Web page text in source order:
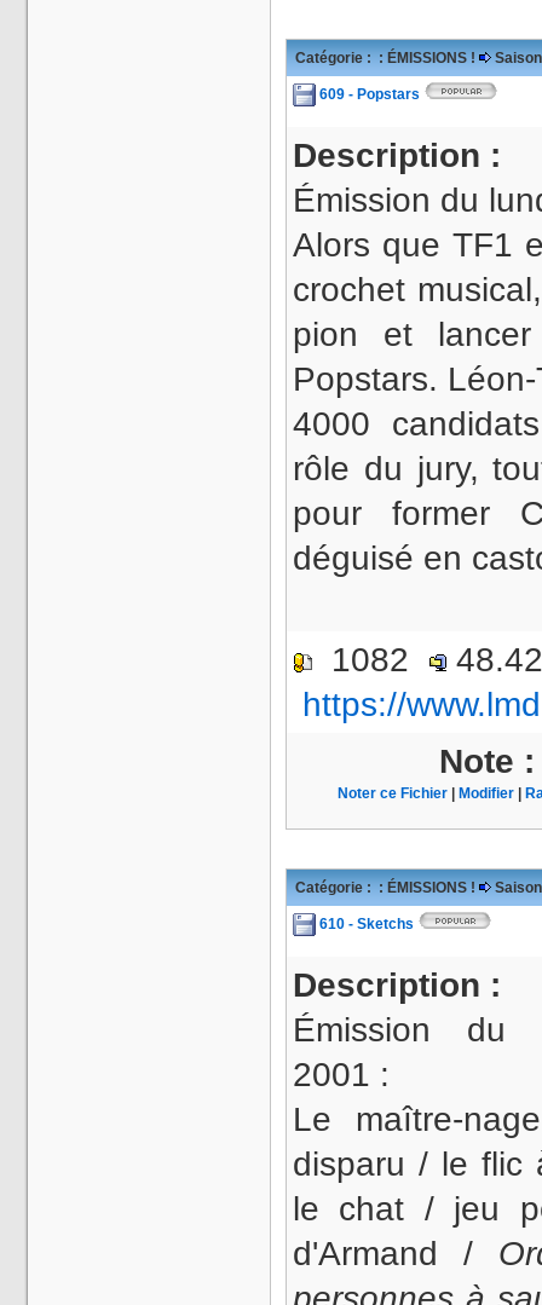
Catégorie : : ÉMISSIONS !
609 - Popstars
Description :
Émission du
Alors que TF1
crochet
pion et
Popstars.
4000
rôle du jury,
pour former
déguisé en
1082
https://
Note
Noter ce Fichier Modifier
Catégorie : : ÉMISSIONS !
610 - Sketchs
Description :
Émission du
2001 :
Le maître-
disparu / le flic
le chat / jeu
d'Armand /